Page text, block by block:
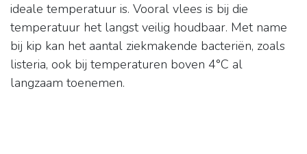
ideale temperatuur is. Vooral vlees is bij die
temperatuur het langst veilig houdbaar. Met name
bij kip kan het aantal ziekmakende bacteriën, zoals
listeria, ook bij temperaturen boven 4°C al
langzaam toenemen.